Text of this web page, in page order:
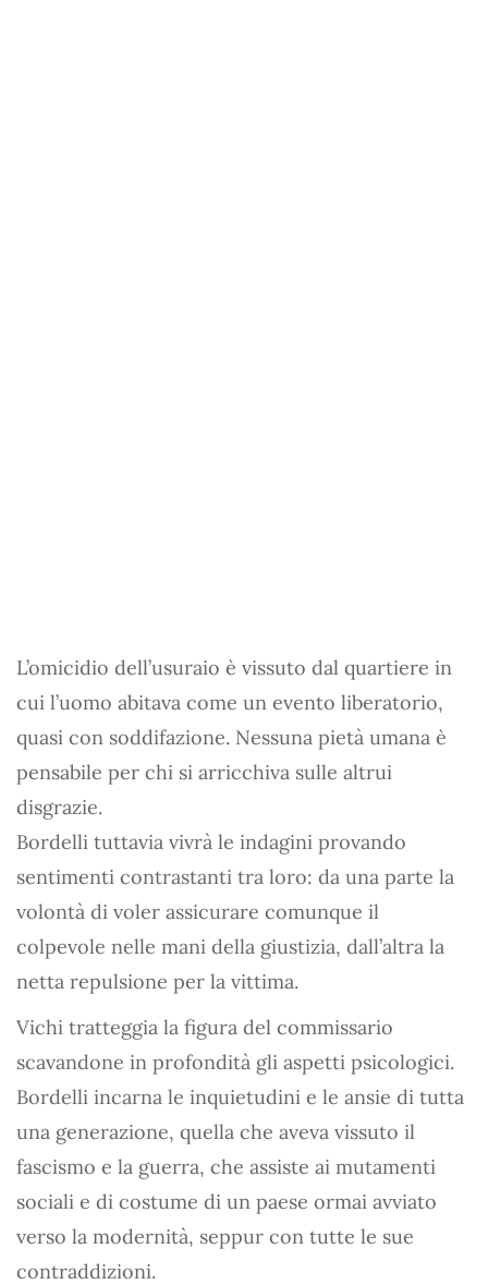
L’omicidio dell’usuraio è vissuto dal quartiere in
cui l’uomo abitava come un evento liberatorio,
quasi con soddifazione. Nessuna pietà umana è
pensabile per chi si arricchiva sulle altrui
disgrazie.
Bordelli tuttavia vivrà le indagini provando
sentimenti contrastanti tra loro: da una parte la
volontà di voler assicurare comunque il
colpevole nelle mani della giustizia, dall’altra la
netta repulsione per la vittima.
Vichi tratteggia la figura del commissario
scavandone in profondità gli aspetti psicologici.
Bordelli incarna le inquietudini e le ansie di tutta
una generazione, quella che aveva vissuto il
fascismo e la guerra, che assiste ai mutamenti
sociali e di costume di un paese ormai avviato
verso la modernità, seppur con tutte le sue
contraddizioni.